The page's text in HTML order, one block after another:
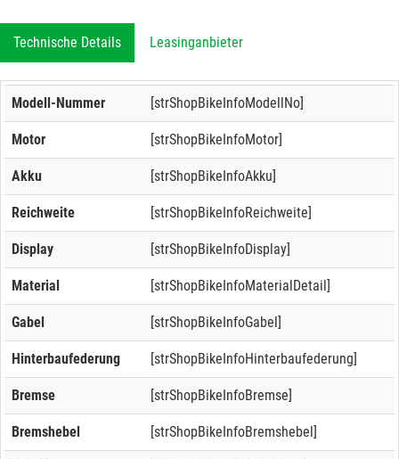
Technische Details Leasinganbieter
Modell-Nummer [strShopBikeInfoModellNo]
Motor [strShopBikeInfoMotor]
Akku [strShopBikeInfoAkku]
Reichweite [strShopBikeInfoReichweite]
Display [strShopBikeInfoDisplay]
Material [strShopBikeInfoMaterialDetail]
Gabel [strShopBikeInfoGabel]
Hinterbaufederung [strShopBikeInfoHinterbaufederung]
Bremse [strShopBikeInfoBremse]
Bremshebel [strShopBikeInfoBremshebel]